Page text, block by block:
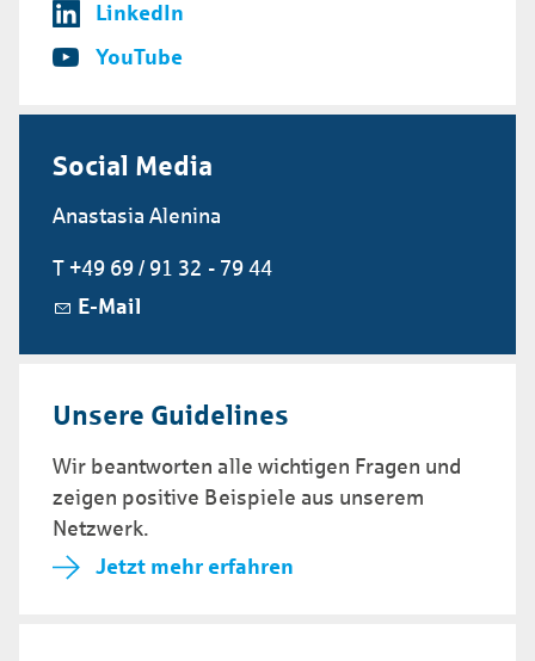
LinkedIn
YouTube
Social Media
Anastasia Alenina
T +49 69 / 91 32 - 79 44
E-Mail
Unsere Guide­lines
Wir beantworten alle wichtigen Fragen und
zeigen positive Bei­spiele aus unserem
Netzwerk.
Jetzt mehr erfahren